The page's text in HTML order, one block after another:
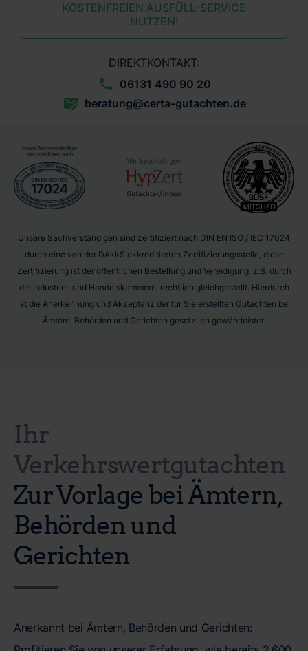
KOSTENFREIEN AUSFÜLL-SERVICE
NUTZEN!
DIREKTKONTAKT:
06131 490 90 20
beratung@certa-gutachten.de
Unsere Sachverständigen sind zertifiziert nach DIN EN ISO / IEC 17024
durch eine von der DAkkS akkreditierten Zertifizierungsstelle, diese
Zertifizierung ist der öffentlichen Bestellung und Vereidigung, z.B. durch
die Industrie- und Handelskammern, rechtlich gleichgestellt. Hierdurch
ist die Anerkennung und Akzeptanz der für Sie erstellten Gutachten bei
Ämtern, Behörden und Gerichten gesetzlich gewährleistet.
Ihr
Verkehrswertgutachten
Zur Vorlage bei Ämtern,
Behörden und
Gerichten
Anerkannt bei Ämtern, Behörden und Gerichten: